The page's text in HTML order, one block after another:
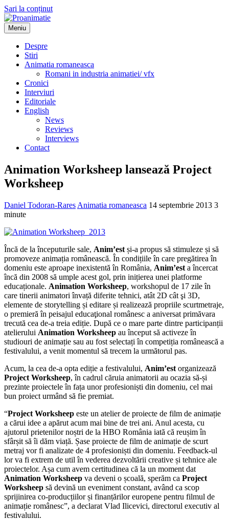
Sari la conținut
Proanimatie
Stiri despre filme de animatie
Meniu
Despre
Stiri
Animatia romaneasca
Romani in industria animatiei/ vfx
Cronici
Interviuri
Editoriale
English
News
Reviews
Interviews
Contact
Animation Worksheep lansează Project
Worksheep
Daniel Todoran-Rares Animatia romaneasca 14 septembrie 2013 3
minute
Încă de la începuturile sale, Anim’est și-a propus să stimuleze și să
promoveze animația românească. În condițiile în care pregătirea în
domeniu este aproape inexistentă în România, Anim’est a încercat
încă din 2008 să umple acest gol, prin inițierea unei platforme
educaționale. Animation Worksheep, workshopul de 17 zile în
care tinerii animatori învață diferite tehnici, atât 2D cât şi 3D,
elemente de storytelling și editare și realizează propriile scurtmetraje,
o premieră în peisajul educaţional românesc a aniversat primăvara
trecută cea de-a treia ediție. După ce o mare parte dintre participanții
atelierului Animation Worksheep au început să activeze în
studiouri de animație sau au fost selectați în competiția românească a
festivalului, a venit momentul să trecem la următorul pas.
Acum, la cea de-a opta ediție a festivalului, Anim’est organizează
Project Worksheep, în cadrul căruia animatorii au ocazia să-și
prezinte proiectele în fața unor profesioniști din domeniu, cel mai
bun proiect urmând să fie premiat.
“Project Worksheep este un atelier de proiecte de film de animație
a cărui idee a apărut acum mai bine de trei ani. Anul acesta, cu
ajutorul prietenilor noștri de la HBO România iată că reușim în
sfârșit să îi dăm viață. Șase proiecte de film de animație de scurt
metraj vor fi analizate de 4 profesioniști din domeniu. Feedback-ul
lor va fi extrem de util în vederea dezvoltării creative și tehnice ale
proiectelor. Așa cum avem certitudinea că la un moment dat
Animation Worksheep va deveni o școală, sperăm ca Project
Worksheep să devină un eveniment constant, având ca scop
sprijinirea co-producțiilor și finanțărilor europene pentru filmul de
animație românesc”, a declarat Vlad Ilicevici, directorul executiv al
festivalului.